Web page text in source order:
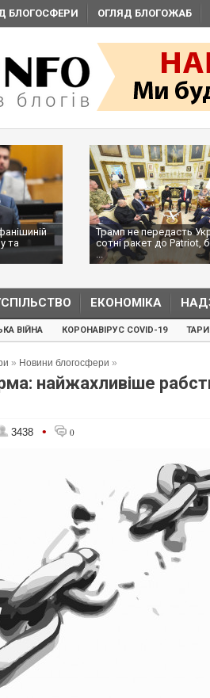
БЛОГОСФЕРИ ОГЛЯД БЛОГОЖАБ
та
Трамп не передасть
сотні ракет до Patriot,
...
ЕКОНОМІКА
ВІЙНА КОРОНАВІРУС COVID-19
» Новини блогосфери »
найжахливіше
3438 • 0